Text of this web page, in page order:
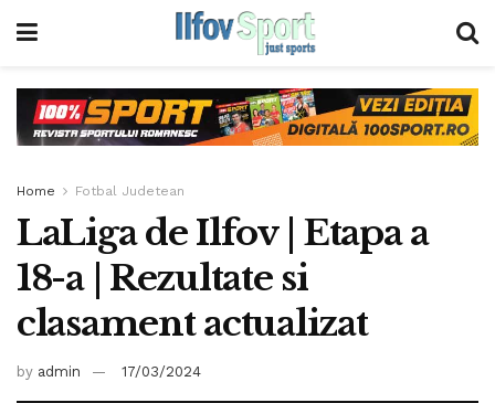
Home Fotbal Judetean
LaLiga de Ilfov | Etapa a
18-a | Rezultate si
clasament actualizat
by admin 17/03/2024